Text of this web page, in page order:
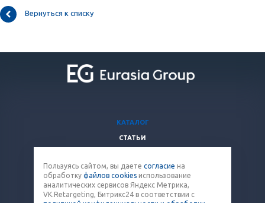
Вернуться к списку
КАТАЛОГ
СТАТЬИ
КОМПАНИЯ
КОНТАКТЫ
Пользуясь сайтом, вы даете согласие на
обработку файлов cookies использование
аналитических сервисов Яндекс Метрика,
VK.Retargeting, Битрикс24 в соответствии с